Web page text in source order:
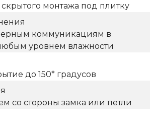
монтажа под плитку
коммуникациям в
уровнем влажности
до 150* градусов
со стороны замка или петли